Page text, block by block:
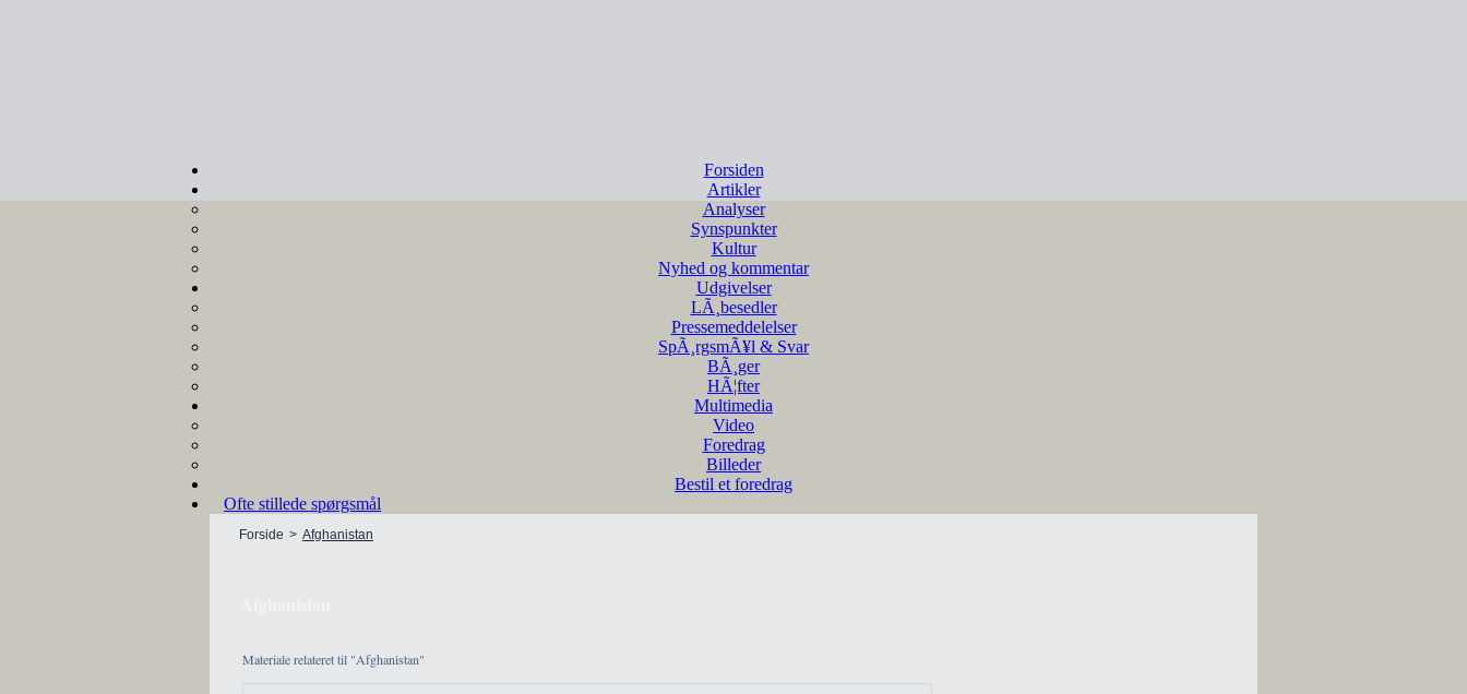
Forsiden
Artikler
Analyser
Synspunkter
Kultur
Nyhed og kommentar
Udgivelser
LÃ¸besedler
Pressemeddelelser
SpÃ¸rgsmÃ¥l & Svar
BÃ¸ger
HÃ¦fter
Multimedia
Video
Foredrag
Billeder
Bestil et foredrag
Ofte stillede spørgsmål
Forside > Afghanistan
Materiale relateret til "Afghanistan"